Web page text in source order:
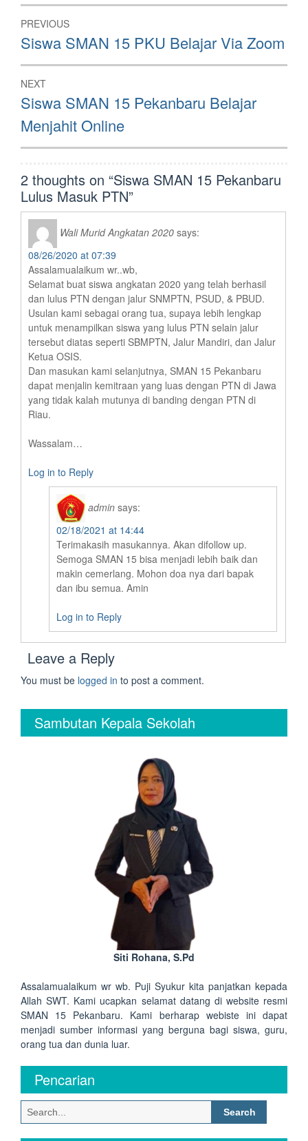
Post
navigation
PREVIOUS
Previous
post:
Siswa SMAN 15 PKU Belajar Via Zoom
NEXT
Next
post:
Siswa SMAN 15 Pekanbaru Belajar
Menjahit Online
2 thoughts on “Siswa SMAN 15 Pekanbaru
Lulus Masuk PTN”
Wali Murid Angkatan 2020 says:
08/26/2020 at 07:39
Assalamualaikum wr..wb,
Selamat buat siswa angkatan 2020 yang telah berhasil
dan lulus PTN dengan jalur SNMPTN, PSUD, & PBUD.
Usulan kami sebagai orang tua, supaya lebih lengkap
untuk menampilkan siswa yang lulus PTN selain jalur
tersebut diatas seperti SBMPTN, Jalur Mandiri, dan Jalur
Ketua OSIS.
Dan masukan kami selanjutnya, SMAN 15 Pekanbaru
dapat menjalin kemitraan yang luas dengan PTN di Jawa
yang tidak kalah mutunya di banding dengan PTN di
Riau.
Wassalam…
Log in to Reply
admin says:
02/18/2021 at 14:44
Terimakasih masukannya. Akan difollow up.
Semoga SMAN 15 bisa menjadi lebih baik dan
makin cemerlang. Mohon doa nya dari bapak
dan ibu semua. Amin
Log in to Reply
Leave a Reply
You must be logged in to post a comment.
Sambutan Kepala Sekolah
Siti Rohana, S.Pd
Assalamualaikum wr wb. Puji Syukur kita panjatkan kepada
Allah SWT. Kami ucapkan selamat datang di website resmi
SMAN 15 Pekanbaru. Kami berharap webiste ini dapat
menjadi sumber informasi yang berguna bagi siswa, guru,
orang tua dan dunia luar.
Pencarian
Search
for: